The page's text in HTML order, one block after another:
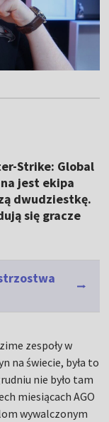
Strike: Global
jest ekipa
dwudziestkę.
się gracze
zespoły w
na świecie, była to
nie było tam
miesiącach AGO
wywalczonym